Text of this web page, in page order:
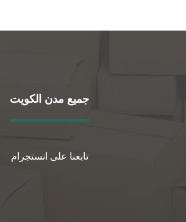
جميع مدن الكويت
تابعنا على انستجرام